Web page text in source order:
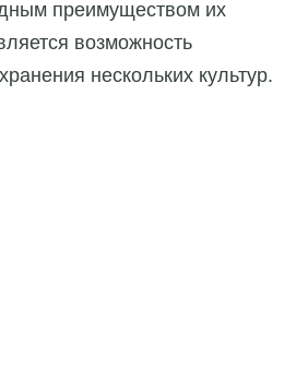
преимуществом их
возможность
нескольких культур.